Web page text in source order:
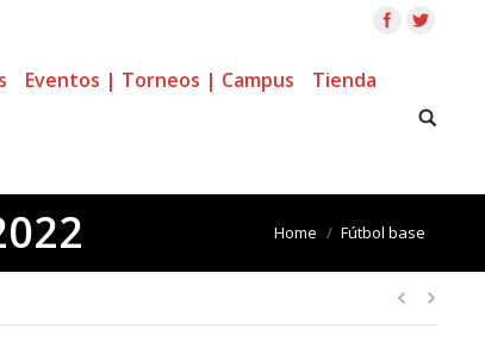
Eventos | Torneos | Campus Tienda
You are here:
Home Fútbol base